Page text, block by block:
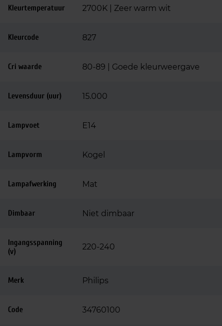
Kleurtemperatuur 2700K | Zeer warm wit
Kleurcode 827
Cri waarde 80-89 | Goede kleurweergave
Levensduur (uur) 15.000
Lampvoet E14
Lampvorm Kogel
Lampafwerking Mat
Dimbaar Niet dimbaar
Ingangsspanning
(v)
220-240
Merk Philips
Code 34760100